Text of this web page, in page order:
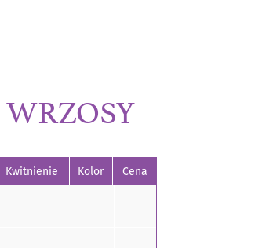
Kwitnienie
Kwitnienie
Kolor
Kolor
Cena
Cena